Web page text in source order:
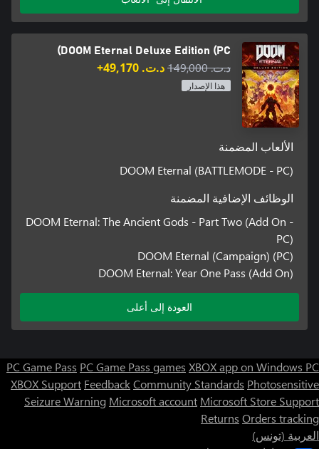
DOOM Eternal Deluxe Edition (PC)
د.ت.‏ 149,000 د.ت.‏ 49,170+
هذا الإصدار
الألعاب المضمنة
DOOM Eternal (BATTLEMODE - PC)
الوظائف الإضافية المضمنة
DOOM Eternal: The Ancient Gods - Part Two (Add On -
PC)
DOOM Eternal (Campaign) (PC)
DOOM Eternal: Year One Pass (Add On)
العودة إلى أعلى
PC Game Pass PC Game Pass games XBOX app on Windows PC
XBOX Support FeedbackCommunity Standards Photosensitive
Seizure Warning Microsoft account Microsoft Store Support
Returns Orders tracking
العربية (تونس)